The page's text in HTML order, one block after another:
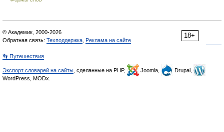
18+
© Академик, 2000-2026
Обратная связь: Техподдержка Реклама на сайте
👣 Путешествия
Экспорт словарей на сайты , сделанные на PHP, Joomla,
Drupal,
WordPress, MODx.